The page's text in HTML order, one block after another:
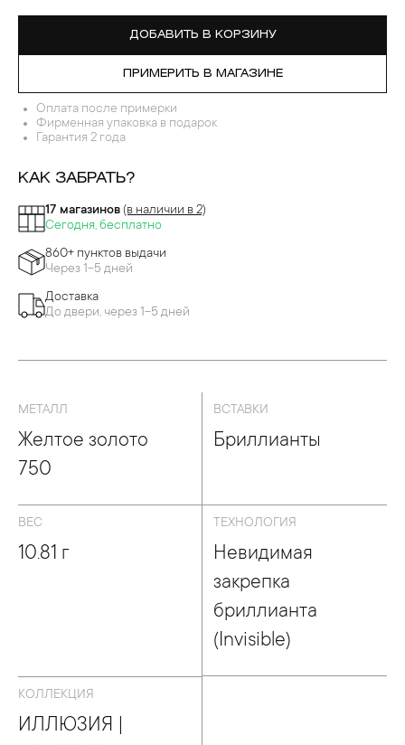
ДОБАВИТЬ В КОРЗИНУ
ПРИМЕРИТЬ В МАГАЗИНЕ
Оплата после примерки
Фирменная упаковка в подарок
Гарантия 2 года
КАК ЗАБРАТЬ?
17 магазинов (в наличии в 2)
Сегодня, бесплатно
860+ пунктов выдачи
Через 1-5 дней
Доставка
До двери, через 1-5 дней
МЕТАЛЛ
Желтое золото
750
ВСТАВКИ
Бриллианты
ВЕС
10.81 г
ТЕХНОЛОГИЯ
Невидимая
закрепка
бриллианта
(Invisible)
КОЛЛЕКЦИЯ
ИЛЛЮЗИЯ |